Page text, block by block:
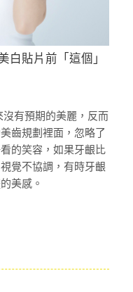
白貼片前「這個」
有預期的美麗，反而
齒規劃裡面，忽略了
的笑容，如果牙齦比
覺不協調，有時牙齦
美感。